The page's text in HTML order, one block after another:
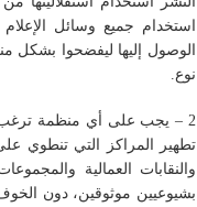
استخدام جميع وسائل الإعلام
الوصول إليها ليفضحوا بشكل
نوع.
2 – يجب على أي منظمة ترغب
تطهير المراكز التي تنطوي
والنقابات العمالية
بشيوعيين موثوقين، دون